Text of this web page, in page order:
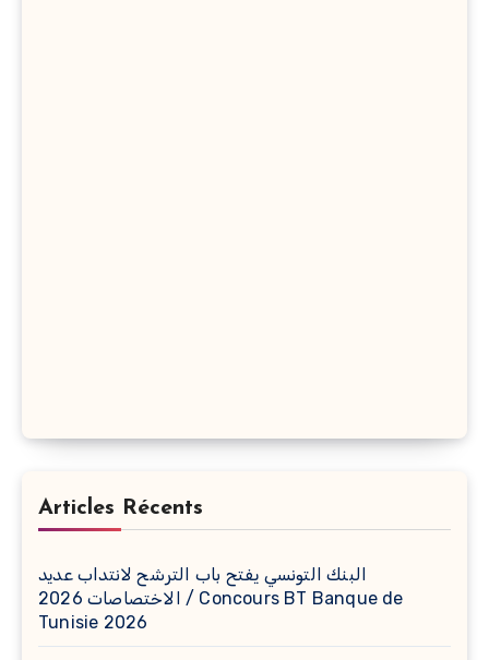
Articles Récents
البنك التونسي يفتح باب الترشح لانتداب عديد
الاختصاصات 2026 / Concours BT Banque de
Tunisie 2026